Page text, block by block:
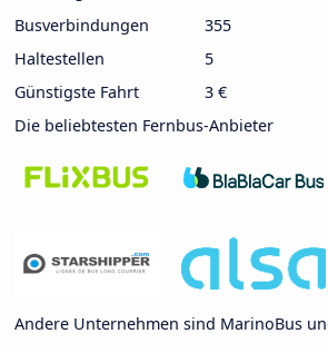
Busverbindungen
355
Haltestellen
5
Günstigste Fahrt
3 €
Die beliebtesten Fernbus-Anbieter
Andere Unternehmen sind MarinoBus